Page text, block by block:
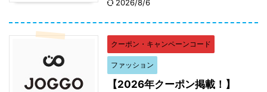
2026/8/6
クーポン・キャンペーンコード
ファッション
【2026年クーポン掲載！】